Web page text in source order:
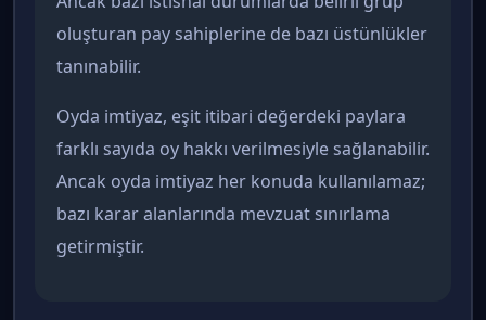
oluşturan pay sahiplerine de bazı üstünlükler
tanınabilir.
Oyda imtiyaz, eşit itibari değerdeki paylara
farklı sayıda oy hakkı verilmesiyle sağlanabilir.
Ancak oyda imtiyaz her konuda kullanılamaz;
bazı karar alanlarında mevzuat sınırlama
getirmiştir.